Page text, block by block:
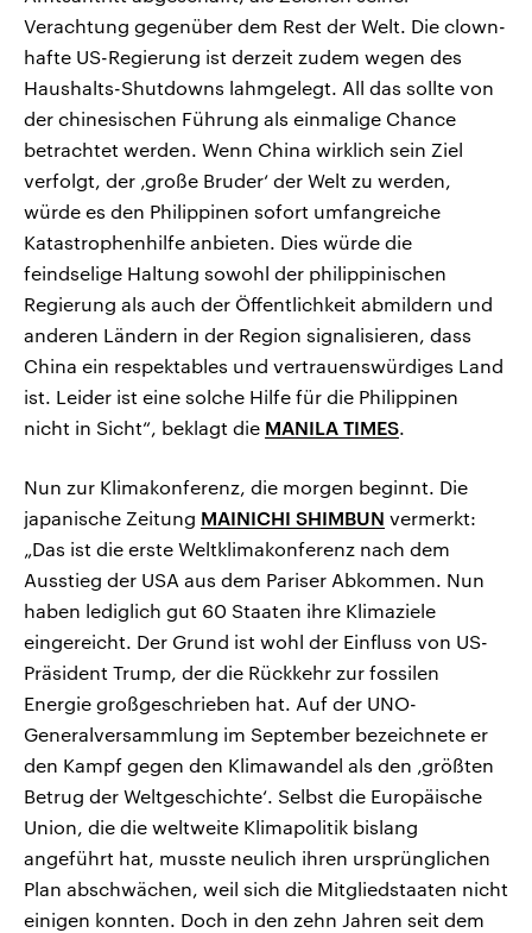
Verachtung gegenüber dem Rest der Welt. Die clown-
hafte US-Regierung ist derzeit zudem wegen des
Haushalts-Shutdowns lahmgelegt. All das sollte von
der chinesischen Führung als einmalige Chance
betrachtet werden. Wenn China wirklich sein Ziel
verfolgt, der ‚große Bruder‘ der Welt zu werden,
würde es den Philippinen sofort umfangreiche
Katastrophenhilfe anbieten. Dies würde die
feindselige Haltung sowohl der philippinischen
Regierung als auch der Öffentlichkeit abmildern und
anderen Ländern in der Region signalisieren, dass
China ein respektables und vertrauenswürdiges Land
ist. Leider ist eine solche Hilfe für die Philippinen
nicht in Sicht“, beklagt die MANILA TIMES.
Nun zur Klimakonferenz, die morgen beginnt. Die
japanische Zeitung MAINICHI SHIMBUN vermerkt:
„Das ist die erste Weltklimakonferenz nach dem
Ausstieg der USA aus dem Pariser Abkommen. Nun
haben lediglich gut 60 Staaten ihre Klimaziele
eingereicht. Der Grund ist wohl der Einfluss von US-
Präsident Trump, der die Rückkehr zur fossilen
Energie großgeschrieben hat. Auf der UNO-
Generalversammlung im September bezeichnete er
den Kampf gegen den Klimawandel als den ‚größten
Betrug der Weltgeschichte‘. Selbst die Europäische
Union, die die weltweite Klimapolitik bislang
angeführt hat, musste neulich ihren ursprünglichen
Plan abschwächen, weil sich die Mitgliedstaaten nicht
einigen konnten. Doch in den zehn Jahren seit dem